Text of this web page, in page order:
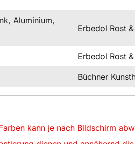
Aluminium,
Erbedol Rost
Erbedol Rost
Büchner
kann je nach Bildschirm